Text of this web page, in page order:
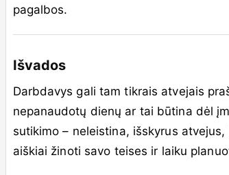
pagalbos.
Išvados
Darbdavys gali tam tikrais atvejais
nepanaudotų dienų ar tai būtina dėl
sutikimo – neleistina, išskyrus
aiškiai žinoti savo teises ir laiku